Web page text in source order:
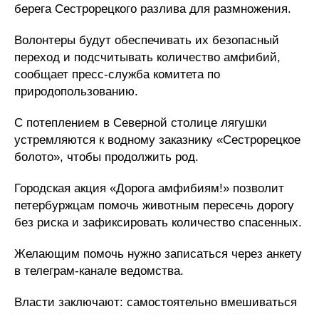
берега Сестрорецкого разлива для размножения.
Волонтеры будут обеспечивать их безопасный
переход и подсчитывать количество амфибий,
сообщает пресс-служба комитета по
природопользованию.
С потеплением в Северной столице лягушки
устремляются к водному заказнику «Сестрорецкое
болото», чтобы продолжить род.
Городская акция «Дорога амфибиям!» позволит
петербуржцам помочь животным пересечь дорогу
без риска и зафиксировать количество спасенных.
Желающим помочь нужно записаться через анкету
в телеграм-канале ведомства.
Власти заключают: самостоятельно вмешиваться